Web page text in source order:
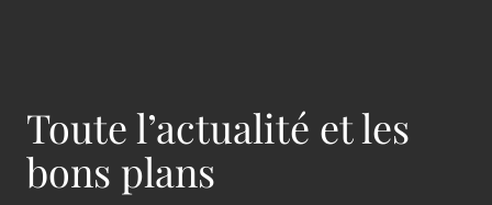
Toute l’actualité et les
bons plans